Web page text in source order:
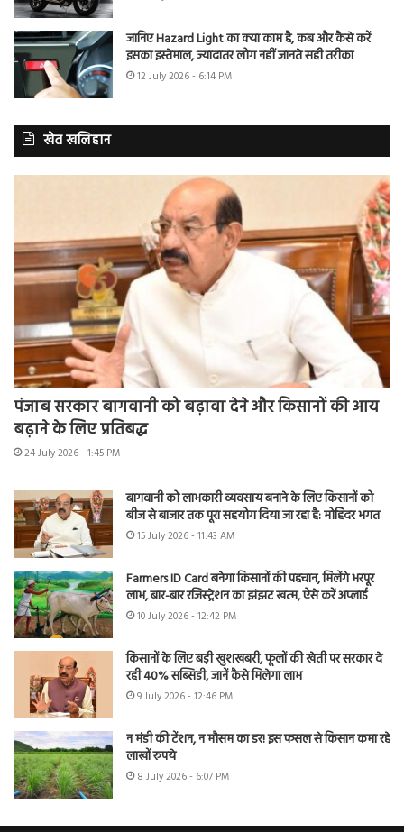
जानिए Hazard Light का क्या काम है, कब और कैसे करें
इसका इस्तेमाल, ज्यादातर लोग नहीं जानते सही तरीका
12 July 2026 - 6:14 PM
खेत खलिहान
पंजाब सरकार बागवानी को बढ़ावा देने और किसानों की आय
बढ़ाने के लिए प्रतिबद्ध
24 July 2026 - 1:45 PM
बागवानी को लाभकारी व्यवसाय बनाने के लिए किसानों को
बीज से बाजार तक पूरा सहयोग दिया जा रहा है: मोहिंदर भगत
15 July 2026 - 11:43 AM
Farmers ID Card बनेगा किसानों की पहचान, मिलेंगे भरपूर
लाभ, बार-बार रजिस्ट्रेशन का झंझट खत्म, ऐसे करें अप्लाई
10 July 2026 - 12:42 PM
किसानों के लिए बड़ी खुशखबरी, फूलों की खेती पर सरकार दे
रही 40% सब्सिडी, जानें कैसे मिलेगा लाभ
9 July 2026 - 12:46 PM
न मंडी की टेंशन, न मौसम का डर! इस फसल से किसान कमा रहे
लाखों रुपये
8 July 2026 - 6:07 PM